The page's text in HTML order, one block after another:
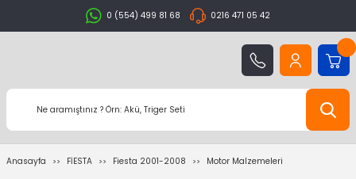
0 (554) 499 81 68 0216 471 05 42
Anasayfa FİESTA Fiesta 2001-2008 Motor Malzemeleri